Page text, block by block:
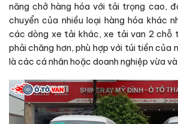
năng chở hàng hóa với tải trọng cao,
chuyển của nhiều loại hàng hóa khác
các dòng xe tải khác, xe tải van 2 chỗ
phải chăng hơn, phù hợp với túi tiền của
là các cá nhân hoặc doanh nghiệp vừa và